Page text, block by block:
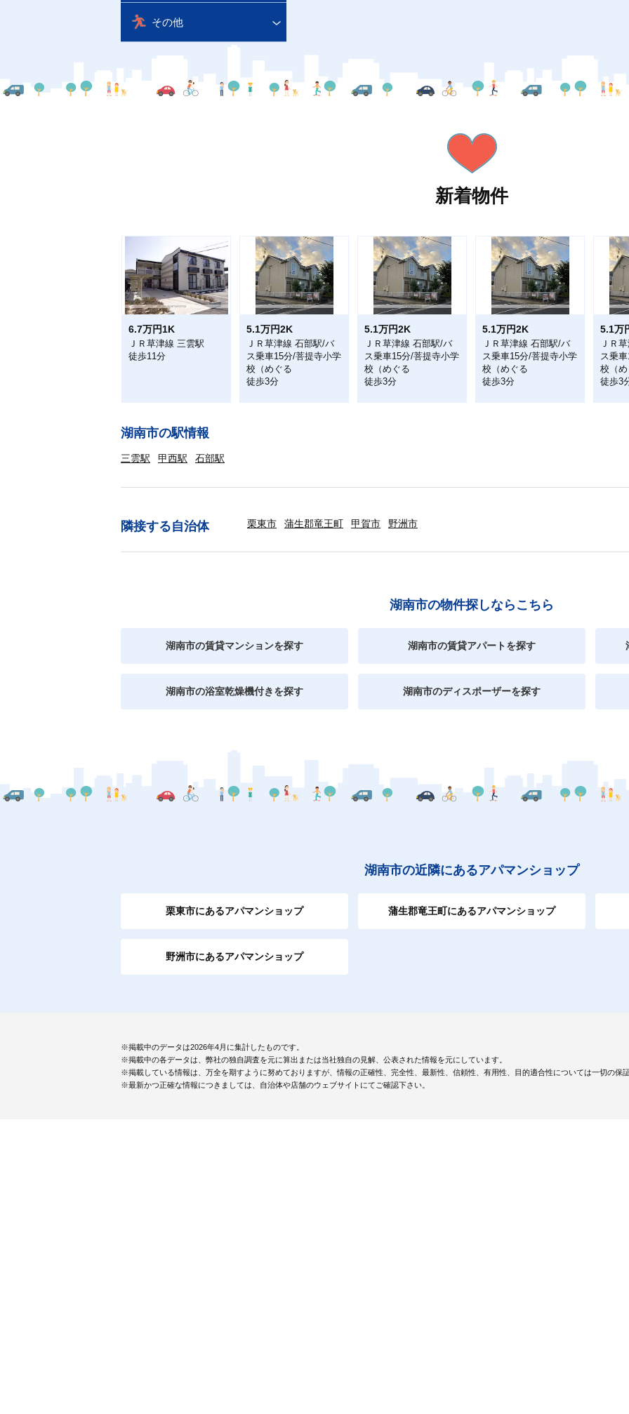
その他
新着物件
6.7万円1K
ＪＲ草津線 三雲駅
徒歩11分
5.1万円2K
ＪＲ草津線 石部駅/バ
ス乗車15分/菩提寺小学
校（めぐる
徒歩3分
5.1万円2K
ＪＲ草津線 石部駅/バ
ス乗車15分/菩提寺小学
校（めぐる
徒歩3分
5.1万円2K
ＪＲ草津線 石部駅/バ
ス乗車15分/菩提寺小学
校（めぐる
徒歩3分
5.1万
ＪＲ
ス乗
校（
徒歩3
湖南市の駅情報
三雲駅 甲西駅 石部駅
隣接する自治体 栗東市 蒲生郡竜王町 甲賀市 野洲市
湖南市の物件探しならこちら
湖南市の賃貸マンションを探す 湖南市の賃貸アパートを探す
湖南市の浴室乾燥機付きを探す 湖南市のディスポーザーを探す
湖南市の近隣にあるアパマンショップ
栗東市にあるアパマンショップ 蒲生郡竜王町にあるアパマンショップ
野洲市にあるアパマンショップ
※掲載中のデータは2026年4月に集計したものです。
※掲載中の各データは、弊社の独自調査を元に算出または当社独自の見解、公表された情報を元にしています。
※掲載している情報は、万全を期すように努めておりますが、情報の正確性、完全性、最新性、信頼性、有用性、目的適合性については一切の保
※最新かつ正確な情報につきましては、自治体や店舗のウェブサイトにてご確認下さい。